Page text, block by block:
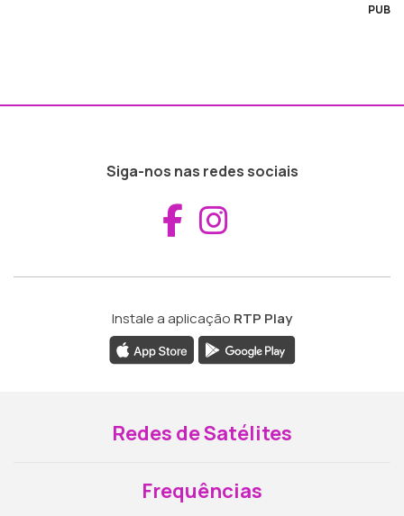
PUB
Siga-nos nas redes sociais
Aceder ao
Instale a aplicação RTP Play
Redes de Satélites
Frequências